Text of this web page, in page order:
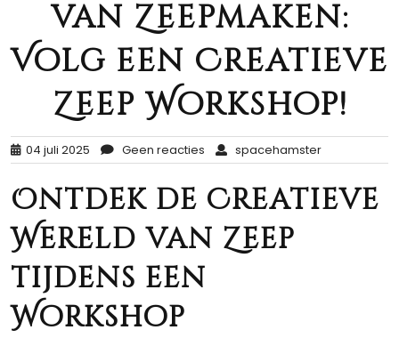
van Zeepmaken:
Volg een Creatieve
Zeep Workshop!
04 juli 2025 Geen reacties spacehamster
Ontdek de Creatieve
Wereld van Zeep
tijdens een
Workshop